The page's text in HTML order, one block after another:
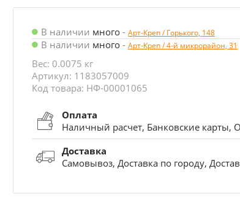
В наличии много - Арт-Креп / Горького, 148
В наличии много - Арт-Креп / 4-й микрорайон, 31
Вес: 0.0075 кг
Артикул: 1183057009
Код товара: НФ-00001065
Оплата
Наличный расчет, Банковские карты,
Доставка
Самовывоз, Доставка по городу,